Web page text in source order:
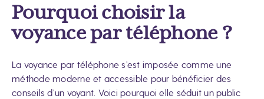
Pourquoi choisir la
voyance par téléphone ?
La voyance par téléphone s’est imposée comme une
méthode moderne et accessible pour bénéficier des
conseils d’un voyant. Voici pourquoi elle séduit un public